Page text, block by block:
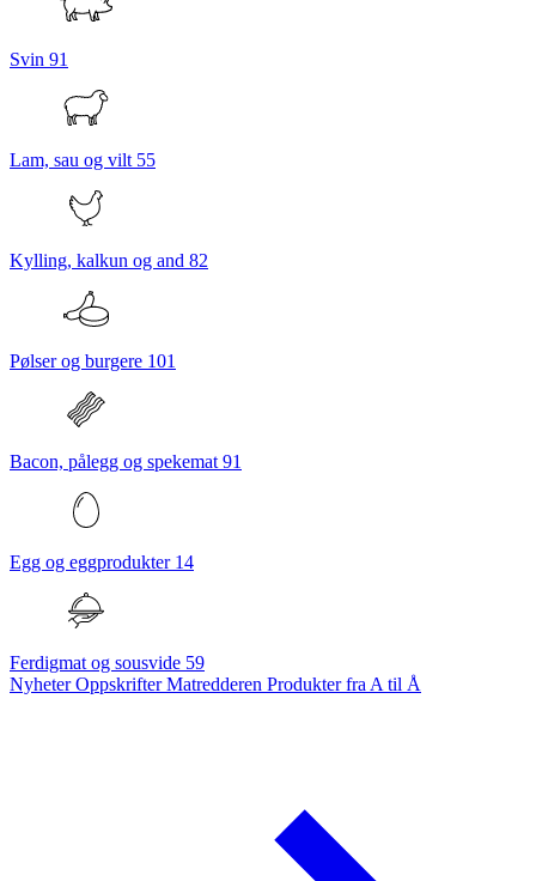
Svin 91
Lam, sau og vilt 55
Kylling, kalkun og and 82
Pølser og burgere 101
Bacon, pålegg og spekemat 91
Egg og eggprodukter 14
Ferdigmat og sousvide 59
NyheterOppskrifterMatredderen Produkter fra A til Å